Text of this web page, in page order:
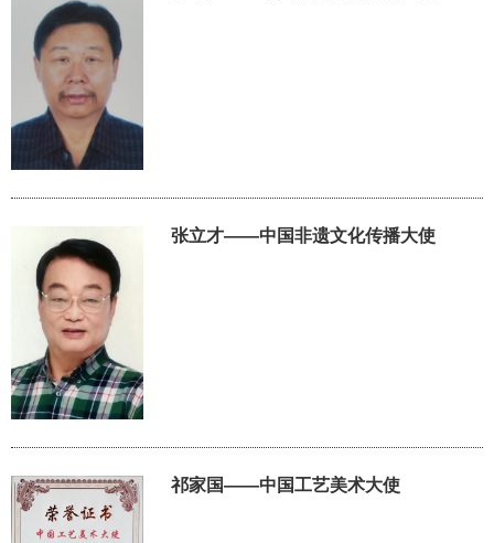
张立才——中国非遗文化传播大使
祁家国——中国工艺美术大使